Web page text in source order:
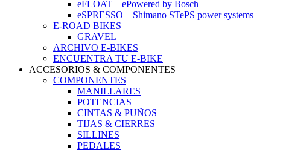
eFLOAT – ePowered by Bosch
eSPRESSO – Shimano STePS power systems
E-ROAD BIKES
GRAVEL
ARCHIVO E-BIKES
ENCUENTRA TU E-BIKE
ACCESORIOS & COMPONENTES
COMPONENTES
MANILLARES
POTENCIAS
CINTAS & PUÑOS
TIJAS & CIERRES
SILLINES
PEDALES